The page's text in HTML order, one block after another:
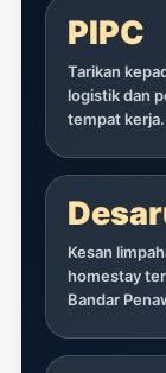
PIPC
Tarikan
logistik dan
tempat kerja.
Kesan
homestay
Bandar